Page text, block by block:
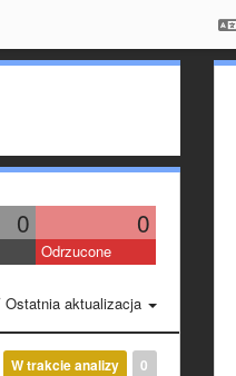
0 0
Odrzucone
Ostatnia aktualizacja
0
W trakcie analizy